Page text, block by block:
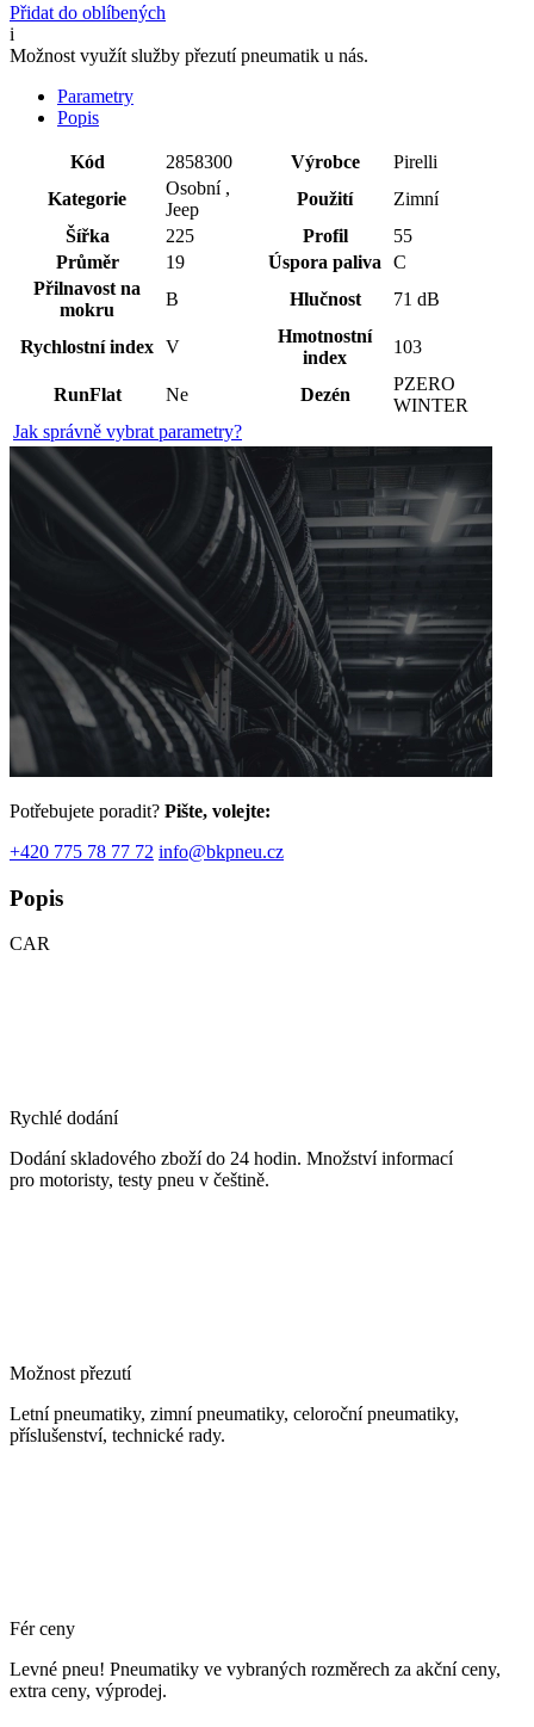
Přidat do oblíbených
i
Možnost využít služby přezutí pneumatik u nás.
Parametry
Popis
Kód 2858300 Výrobce
Pirelli
Kategorie
Osobní ,
Jeep
Použití
Zimní
Šířka
225 Profil
55
Průměr
19 Úspora paliva
C
Přilnavost na
mokru
B Hlučnost 71 dB
Rychlostní index V
Hmotnostní
index
103
RunFlat Ne Dezén
PZERO
WINTER
Jak správně vybrat parametry?
Potřebujete poradit? Pište, volejte:
+420 775 78 77 72 info@bkpneu.cz
Popis
CAR
Rychlé dodání
Dodání skladového zboží do 24 hodin. Množství informací
pro motoristy, testy pneu v češtině.
Možnost přezutí
Letní pneumatiky, zimní pneumatiky, celoroční pneumatiky,
příslušenství, technické rady.
Fér ceny
Levné pneu! Pneumatiky ve vybraných rozměrech za akční ceny,
extra ceny, výprodej.